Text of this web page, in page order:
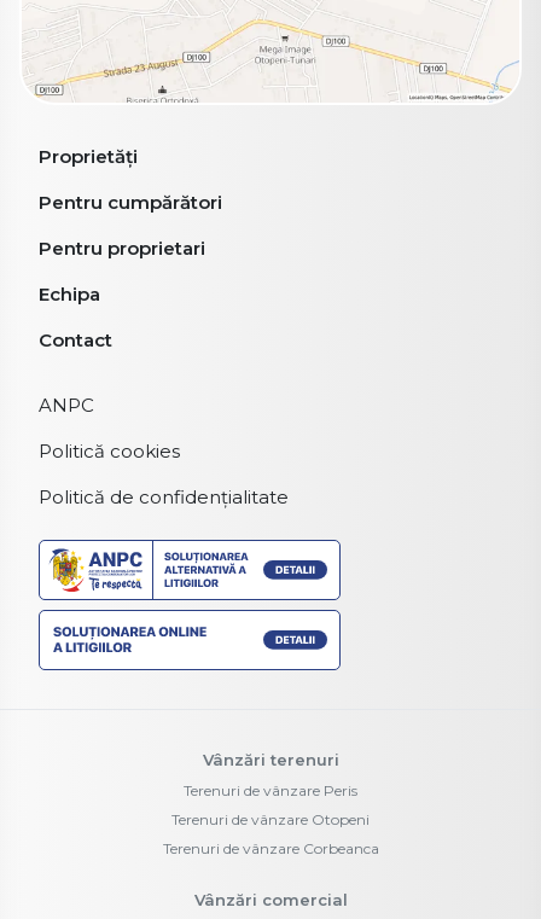
Proprietăți
Pentru cumpărători
Pentru proprietari
Echipa
Contact
ANPC
Politică cookies
Politică de confidențialitate
Vânzări terenuri
Terenuri de vânzare Peris
Terenuri de vânzare Otopeni
Terenuri de vânzare Corbeanca
Vânzări comercial